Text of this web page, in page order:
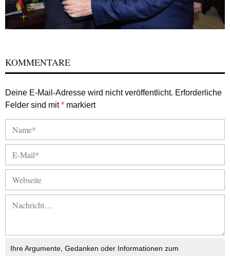
KOMMENTARE
Deine E-Mail-Adresse wird nicht veröffentlicht. Erforderliche
Felder sind mit* markiert
Ihre Argumente, Gedanken oder Informationen zum